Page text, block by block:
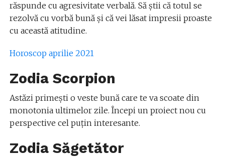
răspunde cu agresivitate verbală. Să știi că totul se
rezolvă cu vorbă bună și că vei lăsat impresii proaste
cu această atitudine.
Horoscop aprilie 2021
Zodia Scorpion
Astăzi primești o veste bună care te va scoate din
monotonia ultimelor zile. Începi un proiect nou cu
perspective cel puțin interesante.
Zodia Săgetător